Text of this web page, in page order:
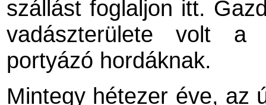
szállást foglaljon itt.
vadászterülete volt a
portyázó hordáknak.
Mintegy hétezer éve, az